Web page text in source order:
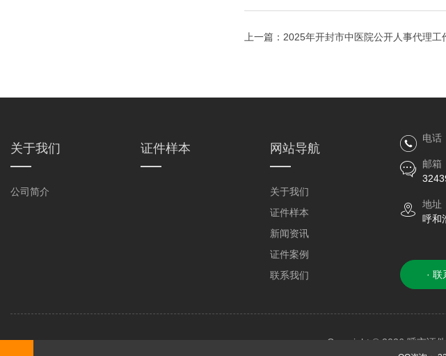
上一篇： 2025年开封市中医院公开人事代理工
关于我们
公司简介
证件样本 网站导航
关于我们
证件样本
新闻资讯
证件案例
联系我们
电话
邮箱
地址
呼和
· 联
Copyright © 2026 呼市证